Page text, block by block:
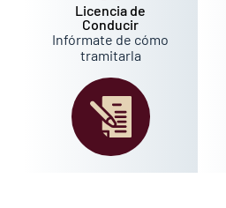
Licencia de
Conducir
Infórmate de cómo
tramitarla